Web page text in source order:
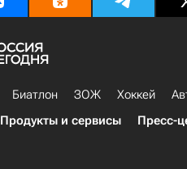
Биатлон ЗОЖ Хоккей
Продукты и сервисы Пресс-